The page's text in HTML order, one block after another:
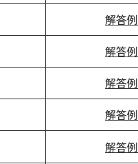
解答例
解答例
解答例
解答例
解答例